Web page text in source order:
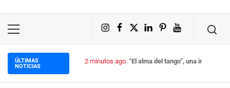
Primary
Instagram
Facebook
X LinkedIn
PinterestYouTube
ÚLTIMAS
NOTICIAS
2 minutos ago “El alma del tango”, una